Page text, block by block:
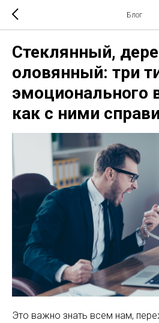
Блог
Стеклянный,
оловянный: три
эмоционального
как с ними
Это важно знать всем нам,